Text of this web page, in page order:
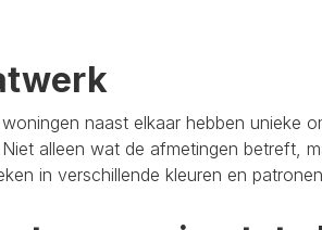
naast elkaar hebben unieke
alleen wat de afmetingen betreft,
in verschillende kleuren en